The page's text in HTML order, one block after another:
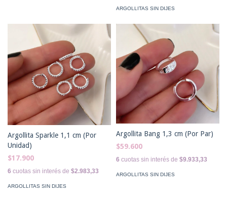
ARGOLLITAS SIN DIJES
Argollita Sparkle 1,1 cm (Por
Unidad)
$17.900
6 cuotas sin interés de $2.983,33
ARGOLLITAS SIN DIJES
Argollita Bang 1,3 cm (Por Par)
$59.600
6 cuotas sin interés de $9.933,33
ARGOLLITAS SIN DIJES